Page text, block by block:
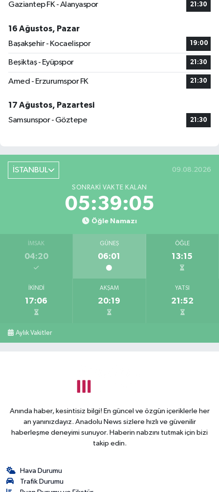
Gaziantep FK - Alanyaspor 21:30
16 Ağustos, Pazar
Başakşehir - Kocaelispor
19:00
Beşiktaş - Eyüpspor 21:30
Amed - Erzurumspor FK 21:30
17 Ağustos, Pazartesi
Samsunspor - Göztepe
21:30
İSTANBUL 09.08.2026
SONRAKI VAKTE KALAN
05:39:04
Öğle Namazı
İMSAK
04:20
GÜNEŞ
06:01
ÖĞLE
13:15
İKINDI
17:06
AKŞAM
20:19
YATSI
21:52
Aylık Vakitler
Anında haber, kesintisiz bilgi! En güncel ve özgün içeriklerle her
an yanınızdayız. Anadolu News sizlere hızlı ve güvenilir
haberleşme deneyimi sunuyor. Haberin nabzını tutmak için bizi
takip edin.
Hava Durumu
Trafik Durumu